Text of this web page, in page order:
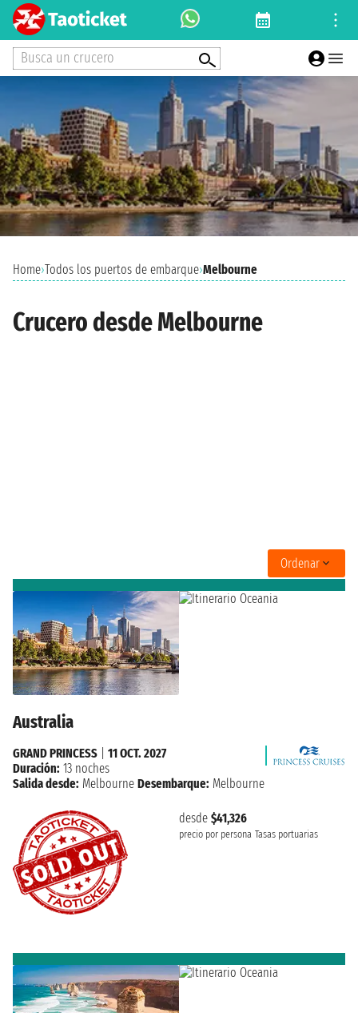
Busca un crucero
Home›Todos los puertos de embarque›Melbourne
Crucero desde Melbourne
Ordenar
Australia
desde $41,326
precio por persona Tasas portuarias
GRAND PRINCESS
11 OCT. 2027
Duración: 13 noches
Salida desde: Melbourne Desembarque: Melbourne